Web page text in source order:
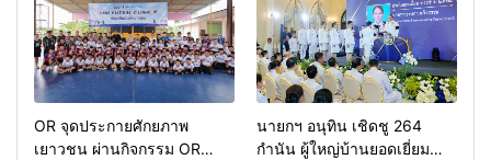
OR จุดประกายศักยภาพ
เยาวชน ผ่านกิจกรรม OR
นายกฯ อนุทิน เชิดชู 264
กำนัน ผู้ใหญ่บ้านยอดเยี่ยม